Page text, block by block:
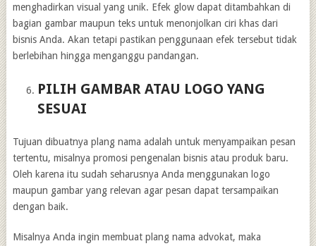
menghadirkan visual yang unik. Efek glow dapat ditambahkan di
bagian gambar maupun teks untuk menonjolkan ciri khas dari
bisnis Anda. Akan tetapi pastikan penggunaan efek tersebut tidak
berlebihan hingga menganggu pandangan.
PILIH GAMBAR ATAU LOGO YANG
SESUAI
Tujuan dibuatnya plang nama adalah untuk menyampaikan pesan
tertentu, misalnya promosi pengenalan bisnis atau produk baru.
Oleh karena itu sudah seharusnya Anda menggunakan logo
maupun gambar yang relevan agar pesan dapat tersampaikan
dengan baik.
Misalnya Anda ingin membuat plang nama advokat, maka